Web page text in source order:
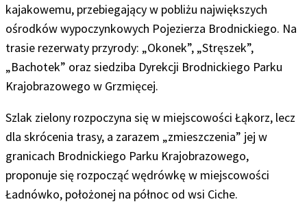
kajakowemu, przebiegający w pobliżu największych
ośrodków wypoczynkowych Pojezierza Brodnickiego. Na
trasie rezerwaty przyrody: „Okonek”, „Stręszek”,
„Bachotek” oraz siedziba Dyrekcji Brodnickiego Parku
Krajobrazowego w Grzmięcej.
Szlak zielony rozpoczyna się w miejscowości Łąkorz, lecz
dla skrócenia trasy, a zarazem „zmieszczenia” jej w
granicach Brodnickiego Parku Krajobrazowego,
proponuje się rozpocząć wędrówkę w miejscowości
Ładnówko, położonej na północ od wsi Ciche.